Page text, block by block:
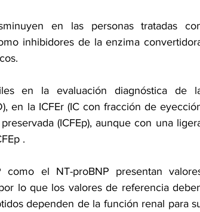
en las personas tratadas
inhibidores de la enzima
en la evaluación diagnóstica de
en la ICFEr (IC con fracción de
(ICFEp), aunque con una
.
el NT-proBNP presentan
lo que los valores de referencia
dependen de la función renal para